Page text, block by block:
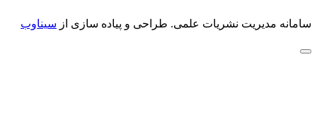
سامانه مدیریت نشریات علمی. طراحی و پیاده سازی از سیناوب